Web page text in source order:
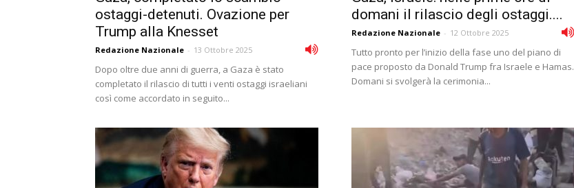
ostaggi-detenuti. Ovazione per
Trump alla Knesset
Redazione Nazionale - 13 Ottobre 2025
Dopo oltre due anni di guerra, a Gaza è stato
completato il rilascio di tutti i venti ostaggi israeliani
così come accordato in seguito...
domani il rilascio degli ostaggi....
Redazione Nazionale - 12 Ottobre 2025
Tutto pronto per l’inizio della fase uno del piano di
pace proposto da Donald Trump fra Israele e Hamas.
Domani si svolgerà la cerimonia...